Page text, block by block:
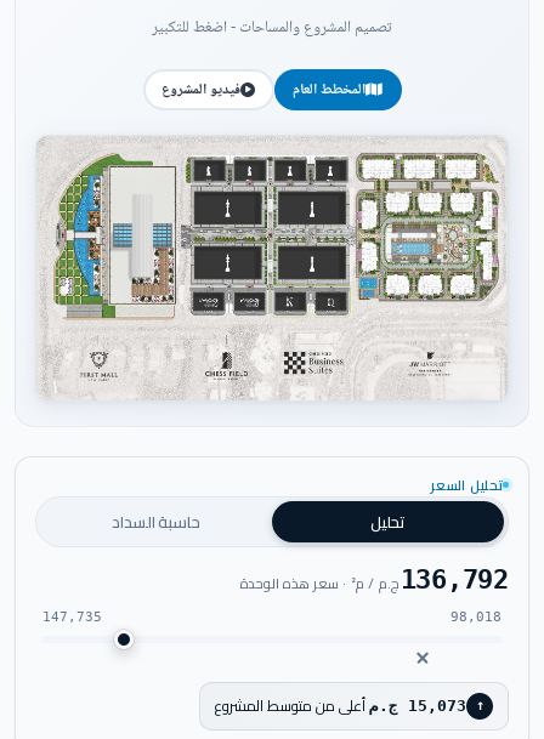
تصميم المشروع والمساحات - اضغط للتكبير
المخطط العام فيديو المشروع
تحليل السعر
تحليل حاسبة السداد
136,792ج.م / م² · سعر هذه الوحدة
98,018
147,735
↑ 15,073 ج.م أعلى من متوسط المشروع